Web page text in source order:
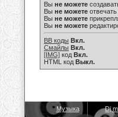
Вы не можете
Вы не можете
Вы не можете
Вы не можете
BB коды Вкл.
Смайлы Вкл.
[IMG] код Вкл.
HTML код Выкл.
Музыка Dj